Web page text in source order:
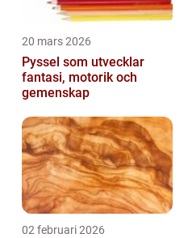
20 mars 2026
Pyssel som utvecklar
fantasi, motorik och
gemenskap
02 februari 2026